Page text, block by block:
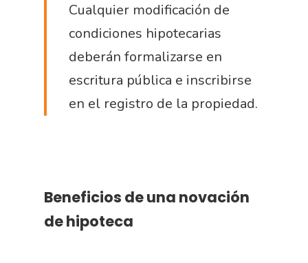
Cualquier modificación de
condiciones hipotecarias
deberán formalizarse en
escritura pública e inscribirse
en el registro de la propiedad.
Beneficios de una novación
de hipoteca